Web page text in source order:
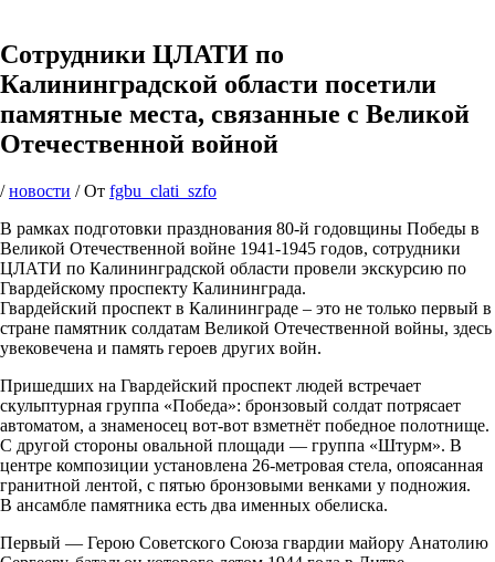
Сотрудники ЦЛАТИ по
Калининградской области посетили
памятные места, связанные с Великой
Отечественной войной
/новости / От fgbu_clati_szfo
В рамках подготовки празднования 80-й годовщины Победы в
Великой Отечественной войне 1941-1945 годов, сотрудники
ЦЛАТИ по Калининградской области провели экскурсию по
Гвардейскому проспекту Калининграда.
Гвардейский проспект в Калининграде – это не только первый в
стране памятник солдатам Великой Отечественной войны, здесь
увековечена и память героев других войн.
Пришедших на Гвардейский проспект людей встречает
скульптурная группа «Победа»: бронзовый солдат потрясает
автоматом, а знаменосец вот-вот взметнёт победное полотнище.
С другой стороны овальной площади — группа «Штурм». В
центре композиции установлена 26-метровая стела, опоясанная
гранитной лентой, с пятью бронзовыми венками у подножия.
В ансамбле памятника есть два именных обелиска.
Первый — Герою Советского Союза гвардии майору Анатолию